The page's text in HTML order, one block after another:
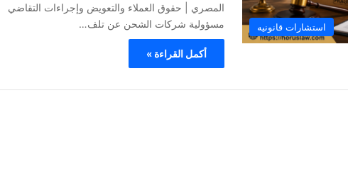
استشارات قانونيه
المصري | حقوق العملاء والتعويض وإجراءات التقاضي
مسؤولية شركات الشحن عن تلف…
أكمل القراءة »